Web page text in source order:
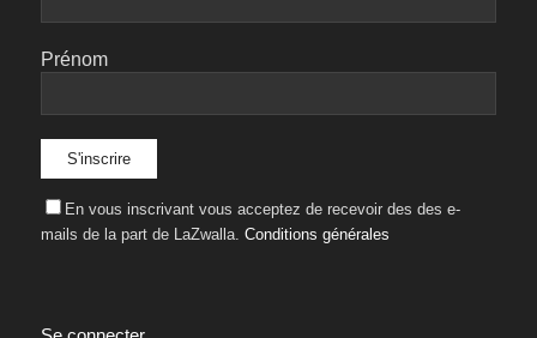
Prénom
En vous inscrivant vous acceptez de recevoir des des e-
mails de la part de LaZwalla. Conditions générales